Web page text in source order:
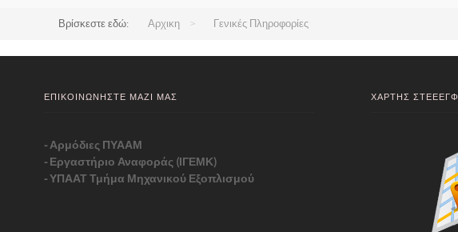
Βρίσκεστε εδώ: Αρχικη > Γενικές Πληροφορίες
ΕΠΙΚΟΙΝΩΝΗΣΤΕ ΜΑΖΙ ΜΑΣ
-Αρμόδιες ΠΥΑΑΜ
-Εργαστήριο Αναφοράς (ΙΓΕΜΚ)
-ΥΠΑΑΤ Τμήμα Μηχανικού Εξοπλισμού
ΧΑΡΤΗΣ ΣΤΕΕΕΓΦ